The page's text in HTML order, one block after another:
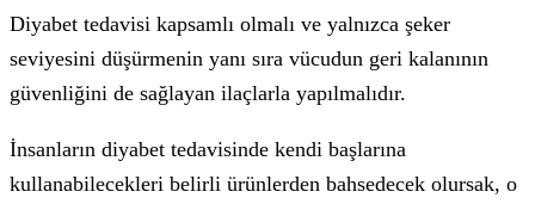
Diyabet tedavisi kapsamlı olmalı ve yalnızca şeker
seviyesini düşürmenin yanı sıra vücudun geri kalanının
güvenliğini de sağlayan ilaçlarla yapılmalıdır.
İnsanların diyabet tedavisinde kendi başlarına
kullanabilecekleri belirli ürünlerden bahsedecek olursak, o